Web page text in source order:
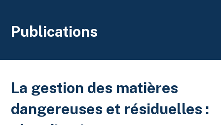
Publications
La gestion des matières
dangereuses et résiduelles :